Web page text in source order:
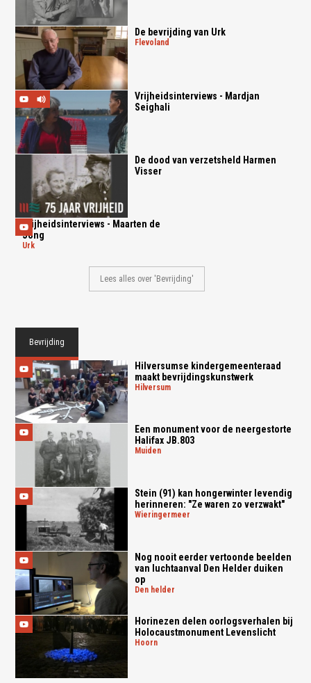
De bevrijding van Urk
flevoland
Vrijheidsinterviews - Mardjan
Seighali
De dood van verzetsheld Harmen
Visser
Vrijheidsinterviews - Maarten de
Jong
urk
Lees alles over 'Bevrijding'
Bevrijding
Hilversumse kindergemeenteraad
maakt bevrijdingskunstwerk
hilversum
Een monument voor de neergestorte
Halifax JB.803
muiden
Stein (91) kan hongerwinter levendig
herinneren: "Ze waren zo verzwakt"
wieringermeer
Nog nooit eerder vertoonde beelden
van luchtaanval Den Helder duiken
op
den helder
Horinezen delen oorlogsverhalen bij
Holocaustmonument Levenslicht
hoorn